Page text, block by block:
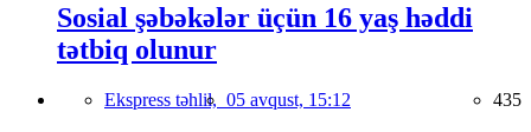
Sosial şəbəkələr üçün 16 yaş həddi
tətbiq olunur
Ekspress təhlil, 05 avqust, 15:12 435